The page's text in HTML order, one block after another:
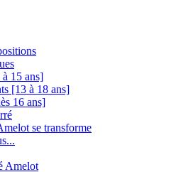
15 ans]
[13 à 18 ans]
16 ans]
se transforme
Amelot